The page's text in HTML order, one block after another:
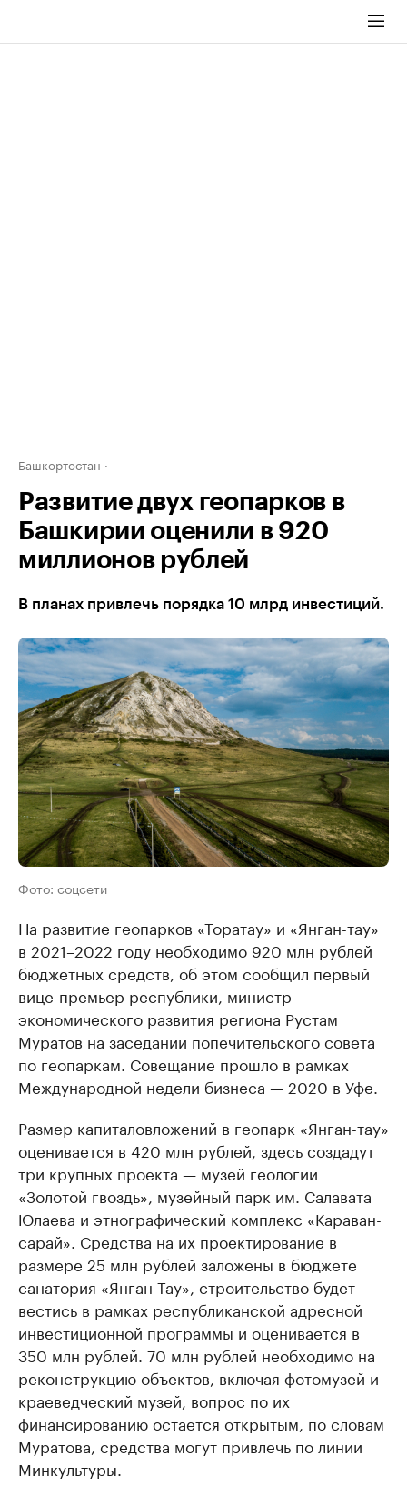
Башкортостан
Развитие двух геопарков в
Башкирии оценили в 920
миллионов рублей
В планах привлечь порядка 10 млрд инвестиций.
Фото: соцсети
На развитие геопарков «Торатау» и «Янган-тау»
в 2021–2022 году необходимо 920 млн рублей
бюджетных средств, об этом сообщил первый
вице-премьер республики, министр
экономического развития региона Рустам
Муратов на заседании попечительского совета
по геопаркам. Совещание прошло в рамках
Международной недели бизнеса — 2020 в Уфе.
Размер капиталовложений в геопарк «Янган-тау»
оценивается в 420 млн рублей, здесь создадут
три крупных проекта — музей геологии
«Золотой гвоздь», музейный парк им. Салавата
Юлаева и этнографический комплекс «Караван-
сарай». Средства на их проектирование в
размере 25 млн рублей заложены в бюджете
санатория «Янган-Тау», строительство будет
вестись в рамках республиканской адресной
инвестиционной программы и оценивается в
350 млн рублей. 70 млн рублей необходимо на
реконструкцию объектов, включая фотомузей и
краеведческий музей, вопрос по их
финансированию остается открытым, по словам
Муратова, средства могут привлечь по линии
Минкультуры.